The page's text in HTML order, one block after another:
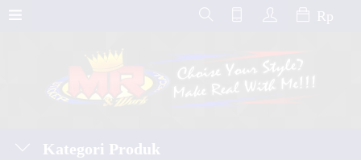
Rp
Kategori Produk